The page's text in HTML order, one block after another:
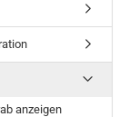
anzeigen